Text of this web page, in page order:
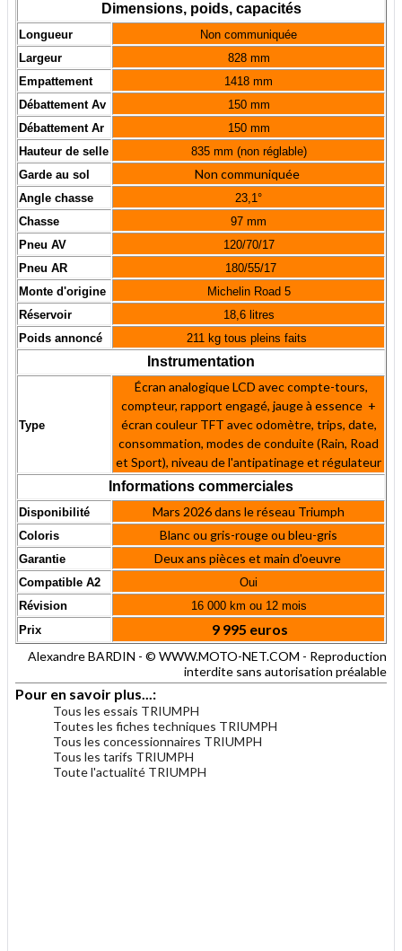
Dimensions, poids, capacités
Longueur
Non communiquée
Largeur
828 mm
Empattement
1418 mm
Débattement Av
150 mm
Débattement Ar
150 mm
Hauteur de selle
835 mm (non réglable)
Garde au sol
Non communiquée
Angle chasse
23,1°
Chasse
97 mm
Pneu AV
120/70/17
Pneu AR
180/55/17
Monte d'origine
Michelin Road 5
Réservoir
18,6 litres
Poids annoncé
211 kg tous pleins faits
Instrumentation
Type
Écran analogique LCD avec compte-tours,
compteur, rapport engagé, jauge à essence +
écran couleur TFT avec odomètre, trips, date,
consommation, modes de conduite (Rain, Road
et Sport), niveau de l'antipatinage et régulateur
Informations commerciales
Disponibilité Mars 2026 dans le réseau Triumph
Coloris Blanc ou gris-rouge ou bleu-gris
Garantie Deux ans pièces et main d'oeuvre
Compatible A2
Oui
Révision
16 000 km ou 12 mois
Prix
9 995 euros
Alexandre BARDIN - © WWW.MOTO-NET.COM - Reproduction
interdite sans autorisation préalable
Pour en savoir plus...:
Tous les essais TRIUMPH
Toutes les fiches techniques TRIUMPH
Tous les concessionnaires TRIUMPH
Tous les tarifs TRIUMPH
Toute l'actualité TRIUMPH